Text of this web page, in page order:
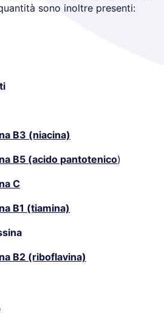
sono inoltre presenti:
B3 (niacina)
B5 (acido pantotenico)
C
B1 (tiamina)
B2 (riboflavina)